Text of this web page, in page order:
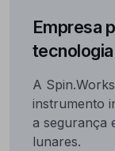
Empresa
A
instrumento
a segurança
lunares.